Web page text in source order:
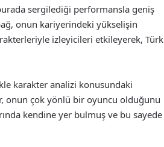
sergilediği performansla geniş
onun kariyerindeki yükselişin
izleyicileri etkileyerek, Türk
karakter analizi konusundaki
onun çok yönlü bir oyuncu olduğunu
kendine yer bulmuş ve bu sayede